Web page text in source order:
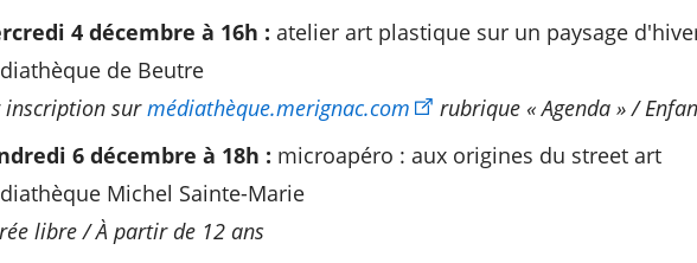
4 décembre à 16h : atelier art plastique sur un paysage
de Beutre
inscription surmédiathèque.merignac.com
rubrique « Agenda » /
6 décembre à 18h : microapéro : aux origines du street art
Michel Sainte-Marie
libre / À partir de 12 ans